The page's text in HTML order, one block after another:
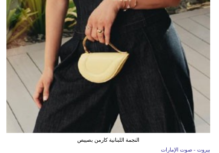
النجمة اللبنانية كارمن بصيبص
بيروت - صوت الإمارات